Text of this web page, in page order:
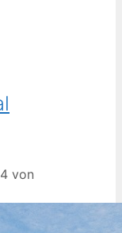
von